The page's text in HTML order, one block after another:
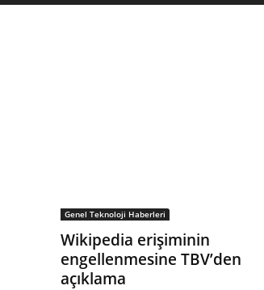
Genel Teknoloji Haberleri
Wikipedia erişiminin
engellenmesine TBV’den
açıklama